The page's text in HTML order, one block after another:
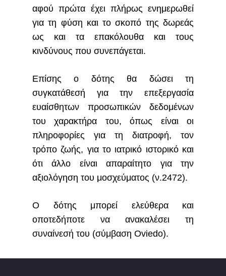
αφού πρώτα έχει πλήρως ενημερωθεί
για τη φύση και το σκοπό της δωρεάς
ως και τα επακόλουθα και τους
κινδύνους που συνεπάγεται.
Επίσης ο δότης θα δώσει τη
συγκατάθεσή για την επεξεργασία
ευαίσθητων προσωπικών δεδομένων
του χαρακτήρα του, όπως είναι οι
πληροφορίες για τη διατροφή, τον
τρόπο ζωής, για το ιατρικό ιστορικό και
ότι άλλο είναι απαραίτητο για την
αξιολόγηση του μοσχεύματος (ν.2472).
Ο δότης μπορεί ελεύθερα και
οποτεδήποτε να ανακαλέσει τη
συναίνεσή του (σύμβαση Oviedo).